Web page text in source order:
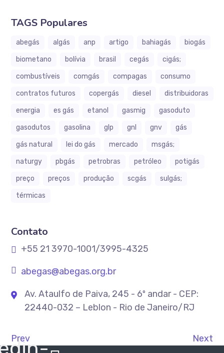
TAGS Populares
abegás algás anp artigo bahiagás
biogás
biometano
bolívia brasil cegás
cigás;
combustíveis
comgás compagas
consumo
contratos futuros
copergás diesel
distribuidoras
energia
es gás etanol gasmig
gasoduto
gasodutos
gasolina glp gnl gnv
gás
gás natural
lei do gás mercado
msgás;
naturgy
pbgás petrobras petróleo
potigás
preço
preços produção scgás
sulgás;
térmicas
Contato
+55 21 3970-1001/3995-4325
abegas@abegas.org.br
Av. Ataulfo de Paiva, 245 - 6º andar - CEP:
22440-032 – Leblon - Rio de Janeiro/RJ
Prev Next